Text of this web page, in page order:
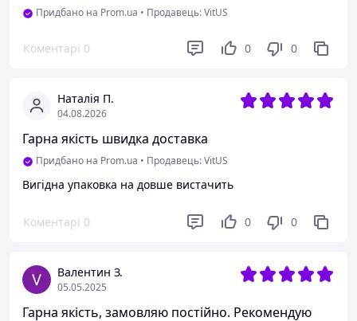
Придбано на Prom.ua • Продавець: VitUS
Коментарі 0 0 0
Наталія П.
04.08.2026
Гарна якість швидка доставка
Придбано на Prom.ua • Продавець: VitUS
Вигідна упаковка на довше вистачить
Коментарі 0 0 0
Валентин З.
05.05.2025
Гарна якість, замовляю постійно. Рекомендую